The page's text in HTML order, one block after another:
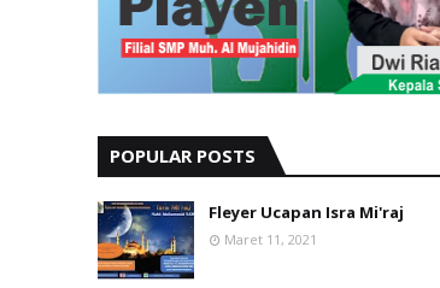
POPULAR POSTS
Fleyer Ucapan Isra Mi'raj
Maret 11, 2021